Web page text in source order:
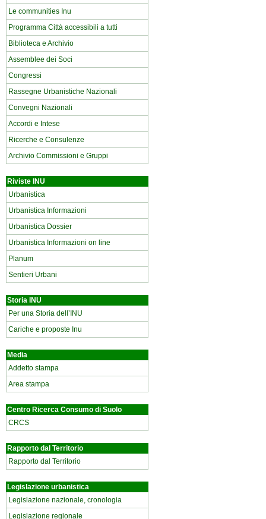
Le communities Inu
Programma Città accessibili a tutti
Biblioteca e Archivio
Assemblee dei Soci
Congressi
Rassegne Urbanistiche Nazionali
Convegni Nazionali
Accordi e Intese
Ricerche e Consulenze
Archivio Commissioni e Gruppi
Riviste INU
Urbanistica
Urbanistica Informazioni
Urbanistica Dossier
Urbanistica Informazioni on line
Planum
Sentieri Urbani
Storia INU
Per una Storia dell’INU
Cariche e proposte Inu
Media
Addetto stampa
Area stampa
Centro Ricerca Consumo di Suolo
CRCS
Rapporto dal Territorio
Rapporto dal Territorio
Legislazione urbanistica
Legislazione nazionale, cronologia
Legislazione regionale